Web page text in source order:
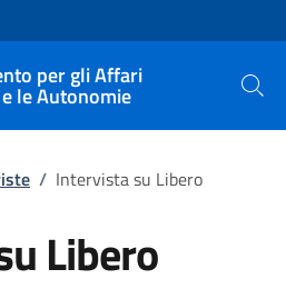
per gli Affari
le Autonomie Cerca
/ Intervista su Libero
Libero